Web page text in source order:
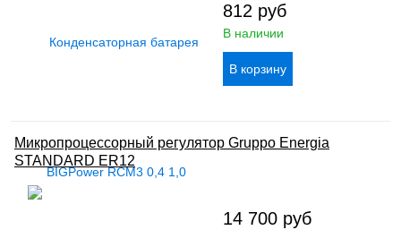
812 руб
В наличии
Микропроцессорный регулятор Gruppo Energia
STANDARD ER12
14 700 руб